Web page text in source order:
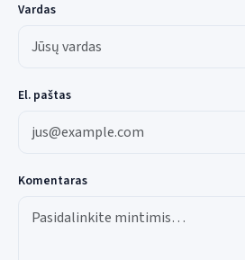
Vardas
El. paštas
Komentaras